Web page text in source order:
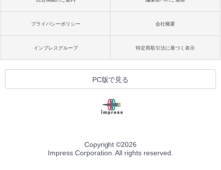
プライバシーポリシー 会社概要
インプレスグループ 特定商取引法に基づく表示
PC版で見る
Copyright ©2026
Impress Corporation. All rights reserved.